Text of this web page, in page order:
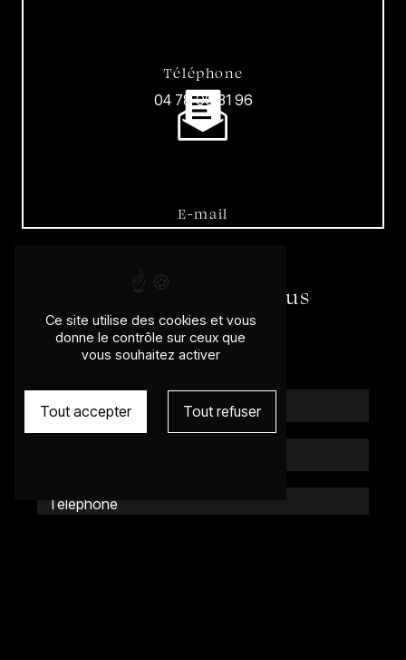
Téléphone
04 78 00 31 96
E-mail
N'hésitez pas à nous
contacter
Ce site utilise des cookies et vous
donne le contrôle sur ceux que
vous souhaitez activer
Tout accepter Tout refuser